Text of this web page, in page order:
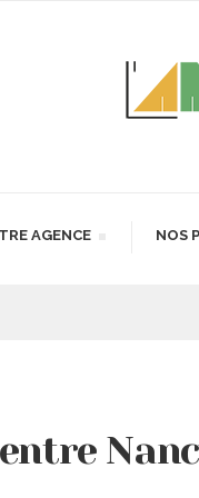
AGENCE NOS